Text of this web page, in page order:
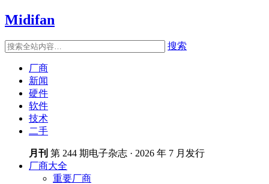
Midifan
搜索
厂商
新闻
硬件
软件
技术
二手
月刊 第 244 期电子杂志 · 2026 年 7 月发行
厂商大全
重要厂商